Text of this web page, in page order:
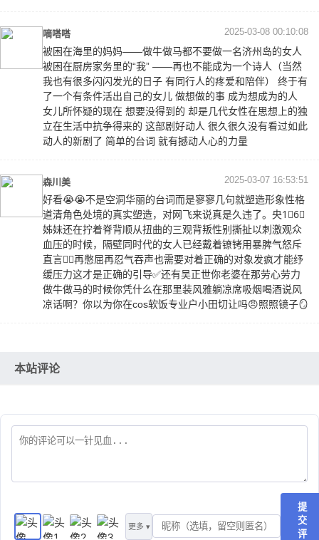
嘀嗒嗒 2025-03-08 00:10:08
被困在海里的妈妈——做牛做马都不要做一名济州岛的女人
被困在厨房家务里的“我” ——再也不能成为一个诗人（当然
我也有很多闪闪发光的日子 有同行人的疼爱和陪伴） 终于有
了一个有条件活出自己的女儿 做想做的事 成为想成为的人
女儿所怀疑的现在 想要没得到的 却是几代女性在思想上的独
立在生活中抗争得来的 这部剧好动人 很久很久没有看过如此
动人的新剧了 简单的台词 就有撼动人心的力量
森川美 2025-03-07 16:53:51
好看😭😭不是空洞华丽的台词而是寥寥几句就塑造形象性格
道清角色处境的真实塑造，对网飞来说真是久违了。央1⃣️6⃣️
姊妹还在拧着脊背顺从扭曲的三观背叛性别撕扯以刺激观众
血压的时候，隔壁同时代的女人已经戴着镣铐用暴脾气怒斥
直言👍🏻再憋屈再忍气吞声也需要对着正确的对象发疯才能纾
缓压力这才是正确的引导✅还有吴正世你老婆在那劳心劳力
做牛做马的时候你凭什么在那里装风雅躺凉席吸烟喝酒说风
凉话啊？你以为你在cos软饭专业户小田切让吗😠照照镜子🪞
本站评论
更多 ▾
提
交
评